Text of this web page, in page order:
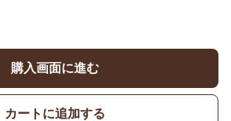
購入画面に進む
カートに追加する